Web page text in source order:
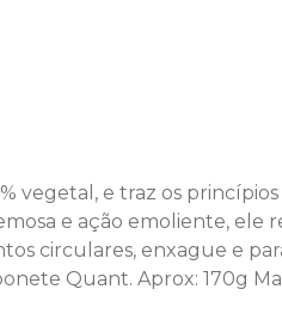
vegetal, e traz os
e ação emoliente, ele
circulares, enxague e
Quant. Aprox: 170g